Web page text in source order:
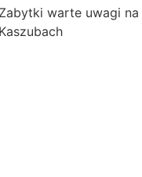
Zabytki warte uwagi na
Kaszubach